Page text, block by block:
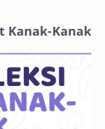
Kanak-Kanak